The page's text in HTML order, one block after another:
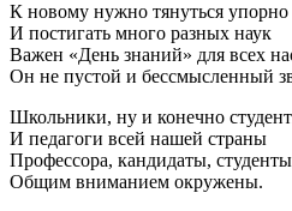
К новому нужно тянуться упорно
И постигать много разных наук
Важен «День знаний» для всех
Он не пустой и бессмысленный
Школьники, ну и конечно
И педагоги всей нашей страны
Профессора, кандидаты, студенты
Общим вниманием окружены.